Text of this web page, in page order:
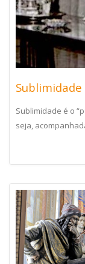
Sublimidade é o
seja,